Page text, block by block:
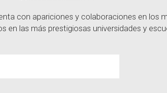
con apariciones y colaboraciones en los
en las más prestigiosas universidades y